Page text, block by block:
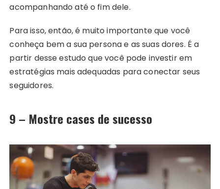
acompanhando até o fim dele.
Para isso, então, é muito importante que você
conheça bem a sua persona e as suas dores. É a
partir desse estudo que você pode investir em
estratégias mais adequadas para conectar seus
seguidores.
9 – Mostre cases de sucesso